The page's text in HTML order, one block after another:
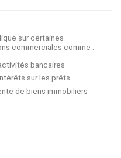
sur certaines
commerciales comme :
bancaires
sur les prêts
de biens immobiliers